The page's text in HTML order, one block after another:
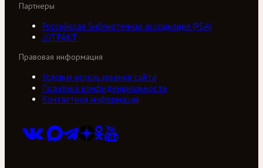
Партнеры
Российская библиотечная ассоциация (РБА)
///ТРАКТ
Правовая информация
Условия использования сайта
Политика конфиденциальности
Контактная информация